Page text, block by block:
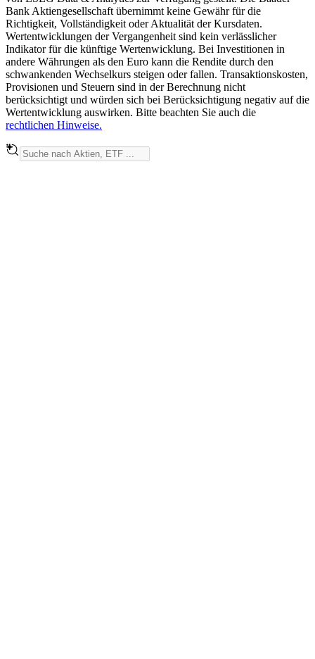
Bank Aktiengesellschaft übernimmt keine Gewähr für die
Richtigkeit, Vollständigkeit oder Aktualität der Kursdaten.
Wertentwicklungen der Vergangenheit sind kein verlässlicher
Indikator für die künftige Wertenwicklung. Bei Investitionen in
andere Währungen als den Euro kann die Rendite durch den
schwankenden Wechselkurs steigen oder fallen. Transaktionskosten,
Provisionen und Steuern sind in der Berechnung nicht
berücksichtigt und würden sich bei Berücksichtigung negativ auf die
Wertentwicklung auswirken. Bitte beachten Sie auch die
rechtlichen Hinweise.